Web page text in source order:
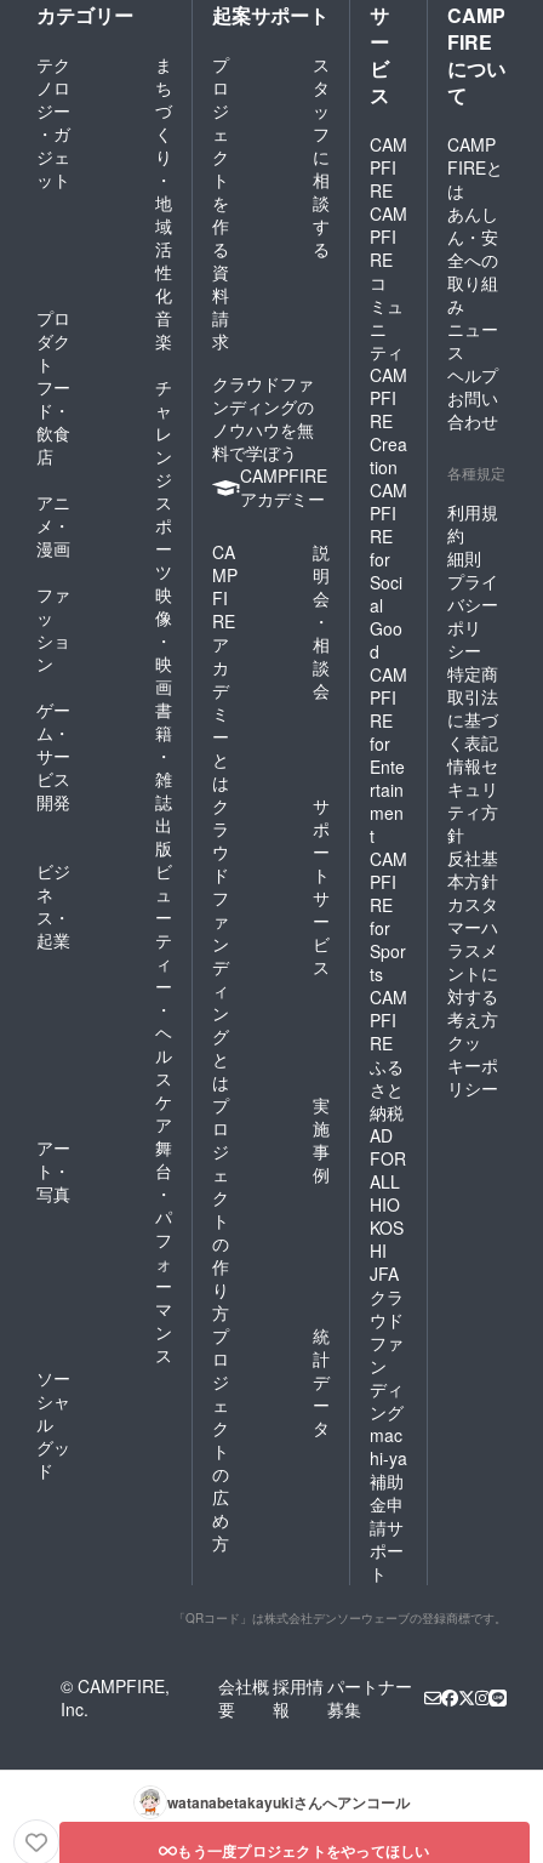
カテゴリー
テク
ノロ
ジー
・ガ
ジェ
ット
ま
ち
づ
く
り
・
地
域
活
性
化
プロ
ダク
ト
音
楽
フー
ド・
飲食
店
チ
ャ
レ
ン
ジ
アニ
メ・
漫画
ス
ポ
ー
ツ
ファ
ッ
ショ
ン
映
像
・
映
画
ゲー
ム・
サー
ビス
開発
書
籍
・
雑
誌
出
版
ビジ
ネ
ス・
起業
ビ
ュ
ー
テ
ィ
ー
・
ヘ
ル
ス
ケ
ア
アー
ト・
写真
舞
台
・
パ
フ
ォ
ー
マ
ン
ス
ソー
シャ
ル
グッ
ド
起案サポート
プ
ロ
ジ
ェ
ク
ト
を
作
る
ス
タ
ッ
フ
に
相
談
す
る
資
料
請
求
クラウドファ
ンディングの
ノウハウを無
料で学ぼう
CAMPFIRE
アカデミー
CA
MP
FI
RE
ア
カ
デ
ミ
ー
と
は
説
明
会
・
相
談
会
ク
ラ
ウ
ド
フ
ァ
ン
デ
ィ
ン
グ
と
は
サ
ポ
ー
ト
サ
ー
ビ
ス
プ
ロ
ジ
ェ
ク
ト
の
作
り
方
実
施
事
例
プ
ロ
ジ
ェ
ク
ト
の
広
め
方
統
計
デ
ー
タ
サ
ー
ビ
ス
CAM
PFI
RE
CAM
PFI
RE
コ
ミュ
ニ
ティ
CAM
PFI
RE
Crea
tion
CAM
PFI
RE
for
Soci
al
Goo
d
CAM
PFI
RE
for
Ente
rtain
men
t
CAM
PFI
RE
for
Spor
ts
CAM
PFI
RE
ふる
さと
納税
AD
FOR
ALL
HIO
KOS
HI
JFA
クラ
ウド
ファ
ン
ディ
ング
mac
hi-ya
補助
金申
請サ
ポー
ト
CAMP
FIRE
につい
て
CAMP
FIREと
は
あんし
ん・安
全への
取り組
み
ニュー
ス
ヘルプ
お問い
合わせ
各種規定
利用規
約
細則
プライ
バシー
ポリ
シー
特定商
取引法
に基づ
く表記
情報セ
キュリ
ティ方
針
反社基
本方針
カスタ
マーハ
ラスメ
ントに
対する
考え方
クッ
キーポ
リシー
「QRコード」は株式会社デンソーウェーブの登録商標です。
© CAMPFIRE,
Inc.
会社概
要
採用情
報
パートナー
募集
watanabetakayukiさんへアンコール
もう一度プロジェクトをやってほしい